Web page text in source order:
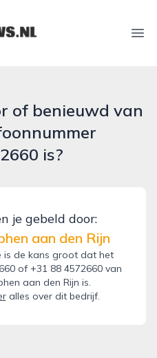
of benieuwd van
is?
je gebeld door:
aan den Rijn
is de kans groot dat het
of +31 88 4572660 van
aan den Rijn is.
alles over dit bedrijf.